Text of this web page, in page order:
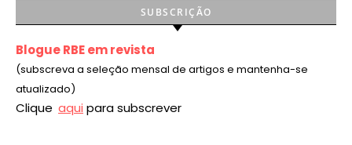
SUBSCRIÇÃO
Blogue RBE em revista
(subscreva a seleção mensal de artigos e mantenha-se
atualizado)
Clique aqui para subscrever